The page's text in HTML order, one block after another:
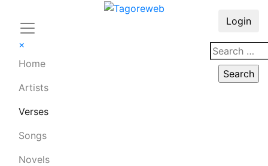
×
Home
Artists
Verses
Songs
Novels
Login